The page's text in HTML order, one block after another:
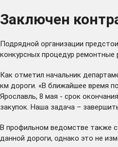
Заключен
Подрядной организации
конкурсных процедур
Как отметил начальник
км дороги. «В ближайшее время
Ярославль, 8 мая - срок
закупок. Наша задача –
В профильном ведомстве также
данной дороги, однако это не